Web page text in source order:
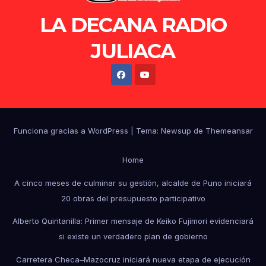
LA DECANA RADIO
JULIACA
Funciona gracias a WordPress Tema: Newsup de Themeansar
Home
A cinco meses de culminar su gestión, alcalde de Puno iniciará
20 obras del presupuesto participativo
Alberto Quintanilla: Primer mensaje de Keiko Fujimori evidenciará
si existe un verdadero plan de gobierno
Carretera Checa–Mazocruz iniciará nueva etapa de ejecución